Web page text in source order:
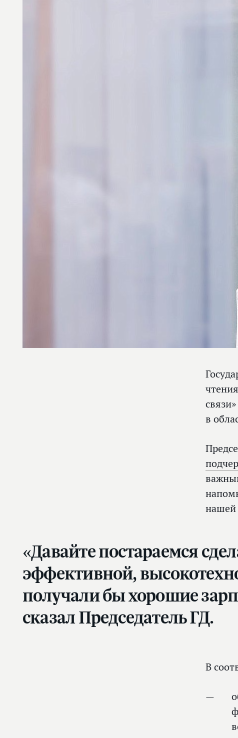
в
нашей
«Давайте постараемся
эффективной,
получали бы хорошие
сказал Председатель ГД.
В